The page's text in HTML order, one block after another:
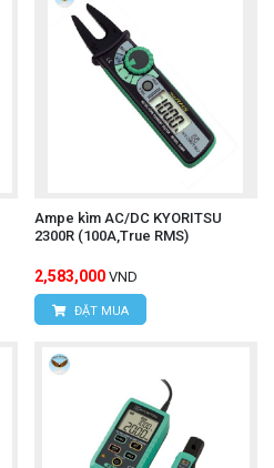
Ampe kìm AC/DC KYORITSU
2300R (100A,True RMS)
2,583,000 VND
ĐẶT MUA